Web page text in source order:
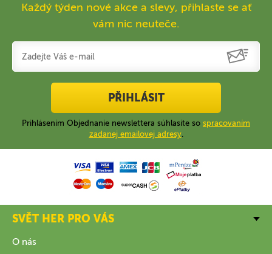
Každý týden nové akce a slevy, přihlaste se ať
vám nic neuteče.
PŘIHLÁSIT
Prihlásením Objednanie newslettera súhlasíte so spracovaním
zadanej emailovej adresy.
SVĚT HER PRO VÁS
O nás